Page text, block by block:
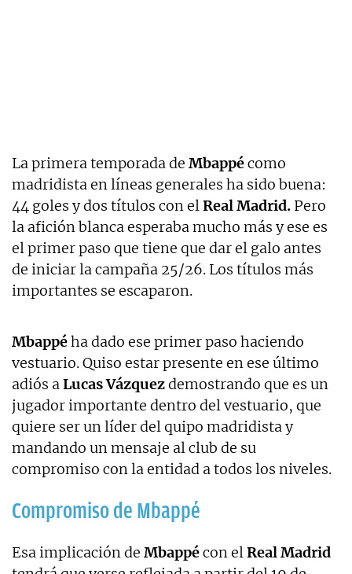
La primera temporada de Mbappécomo
madridista en líneas generales ha sido buena:
44 goles y dos títulos con elReal Madrid. Pero
la afición blanca esperaba mucho más y ese es
el primer paso que tiene que dar el galo antes
de iniciar la campaña 25/26. Los títulos más
importantes se escaparon.
Mbappéha dado ese primer paso haciendo
vestuario. Quiso estar presente en ese último
adiós aLucas Vázquezdemostrando que es un
jugador importante dentro del vestuario, que
quiere ser un líder del quipo madridista y
mandando un mensaje al club de su
compromiso con la entidad a todos los niveles.
Compromiso de Mbappé
Esa implicación de Mbappécon elReal Madrid